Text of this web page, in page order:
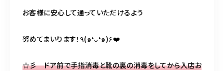
お客様に安心して通っていただけるよう
努めてまいります！٩(๑❛ᴗ❛๑)۶❤️
☆彡 ドア前で手指消毒と靴の裏の消毒をしてから入店お